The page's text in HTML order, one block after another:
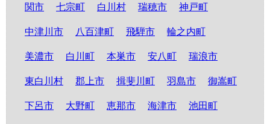
関市 七宗町 白川村 瑞穂市 神戸町
中津川市 八百津町 飛騨市 輪之内町
美濃市 白川町 本巣市 安八町 瑞浪市
東白川村 郡上市 揖斐川町 羽島市 御嵩町
下呂市 大野町 恵那市 海津市 池田町